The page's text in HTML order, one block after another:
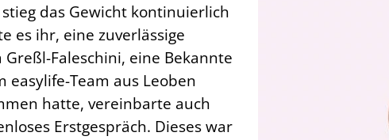
das Gewicht kontinuierlich
es ihr, eine zuverlässige
Faleschini, eine Bekannte
easylife-Team aus Leoben
hatte, vereinbarte auch
Erstgespräch. Dieses war